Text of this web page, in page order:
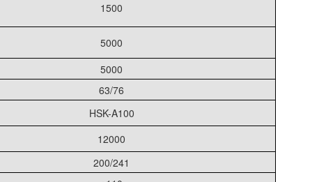
1500
5000
5000
63/76
HSK-A100
12000
200/241